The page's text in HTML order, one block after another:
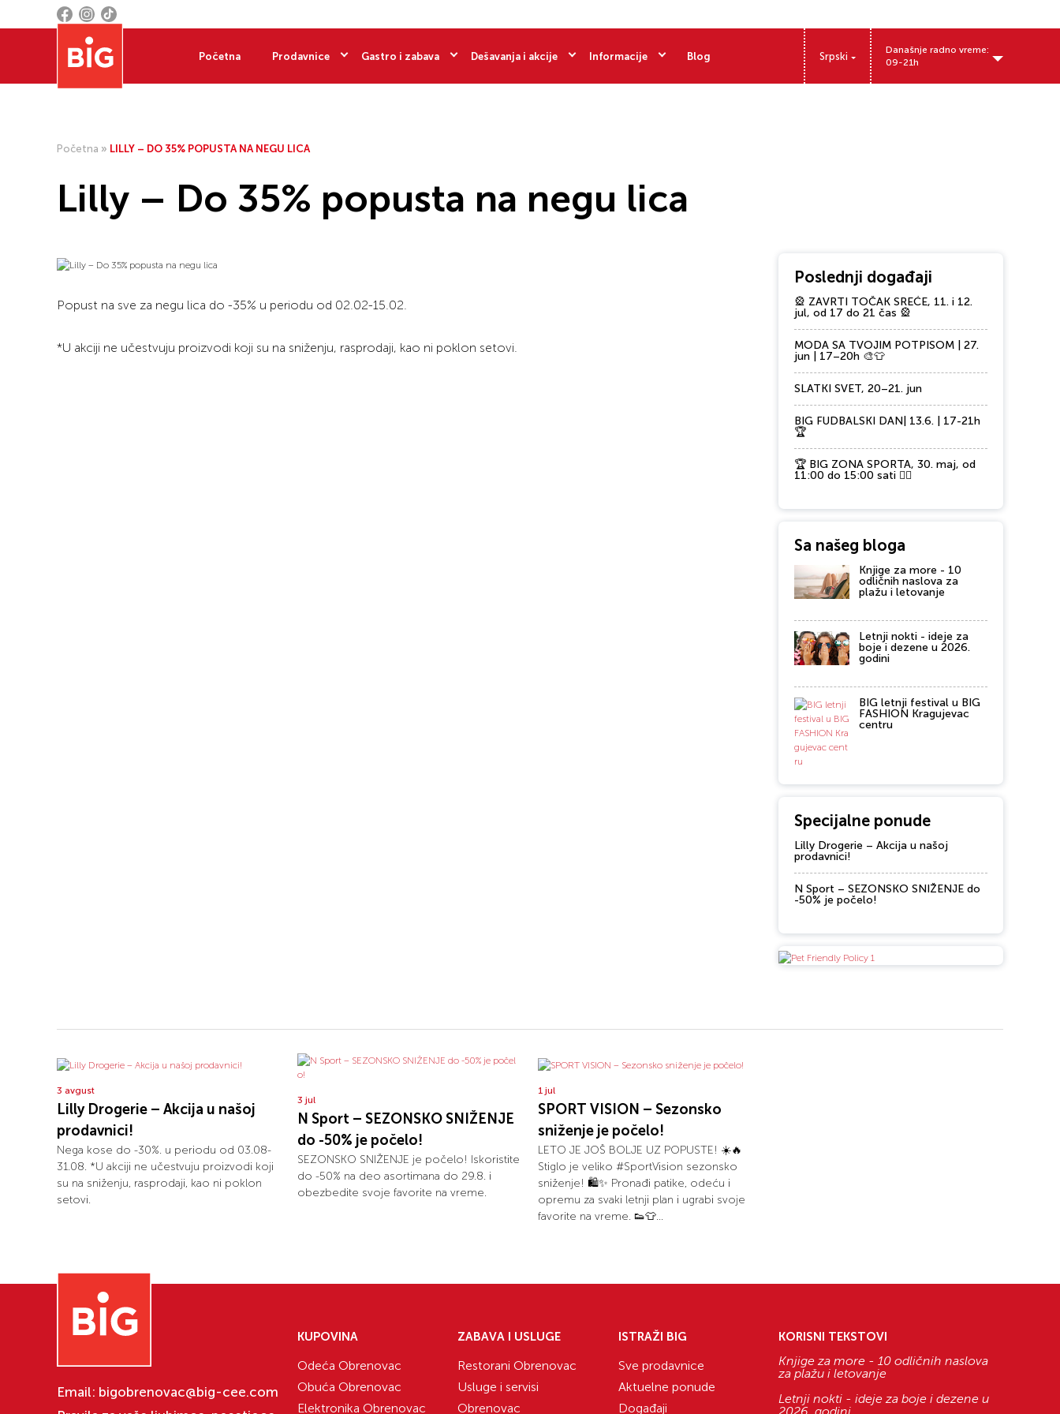
Početna Prodavnice Gastro i zabava Dešavanja i akcije Informacije Blog Srpski
Današnje radno vreme:
09-21h
Početna » LILLY – DO 35% POPUSTA NA NEGU LICA
Lilly – Do 35% popusta na negu lica
Popust na sve za negu lica do -35% u periodu od 02.02-15.02.
*U akciji ne učestvuju proizvodi koji su na sniženju, rasprodaji, kao ni poklon setovi.
Poslednji događaji
🎡 ZAVRTI TOČAK SREĆE, 11. i 12.
jul, od 17 do 21 čas 🎡
MODA SA TVOJIM POTPISOM | 27.
jun | 17–20h 🎨👕
SLATKI SVET, 20–21. jun
BIG FUDBALSKI DAN| 13.6. | 17-21h
🏆
🏆 BIG ZONA SPORTA, 30. maj, od
11:00 do 15:00 sati 🏃‍♂️
Sa našeg bloga
Knjige za more - 10
odličnih naslova za
plažu i letovanje
Letnji nokti - ideje za
boje i dezene u 2026.
godini
BIG letnji festival u BIG
FASHION Kragujevac
centru
Specijalne ponude
Lilly Drogerie – Akcija u našoj
prodavnici!
N Sport – SEZONSKO SNIŽENJE do
-50% je počelo!
3 avgust
Lilly Drogerie – Akcija u našoj
prodavnici!
Nega kose do -30%. u periodu od 03.08-
31.08. *U akciji ne učestvuju proizvodi koji
su na sniženju, rasprodaji, kao ni poklon
setovi.
3 jul
N Sport – SEZONSKO SNIŽENJE
do -50% je počelo!
SEZONSKO SNIŽENJE je počelo! Iskoristite
do -50% na deo asortimana do 29.8. i
obezbedite svoje favorite na vreme.
1 jul
SPORT VISION – Sezonsko
sniženje je počelo!
LETO JE JOŠ BOLJE UZ POPUSTE! ☀️🔥
Stiglo je veliko #SportVision sezonsko
sniženje! 🛍️✨ Pronađi patike, odeću i
opremu za svaki letnji plan i ugrabi svoje
favorite na vreme. 👟👕...
Email: bigobrenovac@big-cee.com
KUPOVINA
Odeća Obrenovac
Obuća Obrenovac
Elektronika Obrenovac
ZABAVA I USLUGE
Restorani Obrenovac
Usluge i servisi
Obrenovac
ISTRAŽI BIG
Sve prodavnice
Aktuelne ponude
Događaji
KORISNI TEKSTOVI
Knjige za more - 10 odličnih naslova
za plažu i letovanje
Letnji nokti - ideje za boje i dezene u